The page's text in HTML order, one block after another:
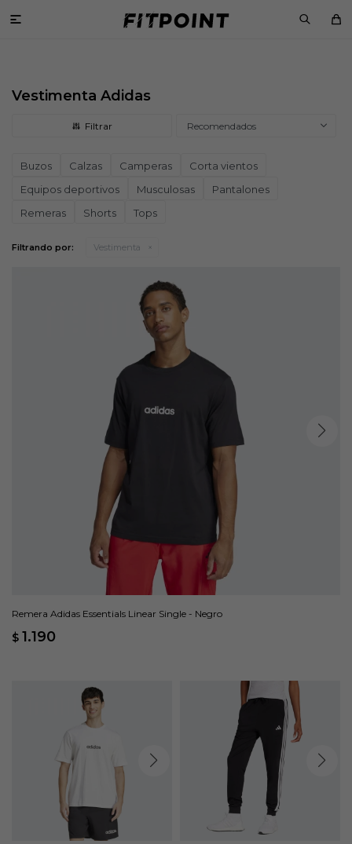

Vestimenta Adidas
Recomendados
Buzos Calzas Camperas
Corta vientos
Equipos deportivos
Musculosas
Pantalones
Remeras
Shorts Tops
Filtrando por: Vestimenta
Remera Adidas Essentials Linear Single - Negro
$ 1.190